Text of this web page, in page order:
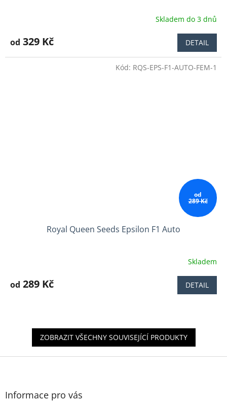
produktu
5,0
Skladem do 3 dnů
od 329 Kč DETAIL
od
289 Kč
Royal Queen Seeds Epsilon F1 Auto
produktu
hvězdiček.
Skladem
od 289 Kč DETAIL
Kód: RQS-EPS-F1-AUTO-FEM-1
ZOBRAZIT VŠECHNY SOUVISEJÍCÍ PRODUKTY
Z
Informace pro vás